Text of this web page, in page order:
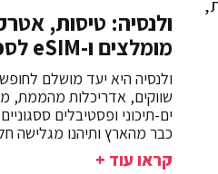
ולנסיה: טיסות,
מומלצים ו-eSIM לספרד
ולנסיה היא יעד מושלם
שווקים, אדריכלות מהממת,
כבר מהארץ ותיהנו מגלישה
קראו עוד +